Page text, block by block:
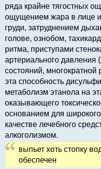
ряда крайне тягостных
ощущением жара в лице и
груди, затруднением
голове, ознобом,
ритма, приступами
артериального давления
состояний,
эта способность
метаболизм этанола на
оказывающего
основанием для
качестве лечебного
алкоголизмом.
выпьет хоть стопку
обеспечен